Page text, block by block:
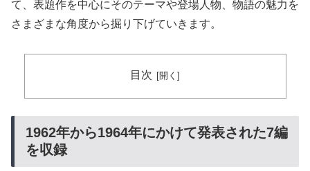
て、表題作を中心にそのテーマや登場人物、物語の魅力を
さまざまな角度から掘り下げていきます。
目次
1962年から1964年にかけて発表された7編
を収録